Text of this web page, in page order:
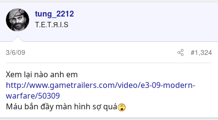
tung_2212
T.E.T.Я.I.S
3/6/09 #1,324
Xem lại nào anh em
http://www.gametrailers.com/video/e3-09-modern-
warfare/50309
Máu bắn đầy màn hình sợ quá